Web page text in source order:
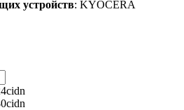
устройств: KYOCERA